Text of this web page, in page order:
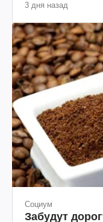
3 дня назад
Социум
Забудут